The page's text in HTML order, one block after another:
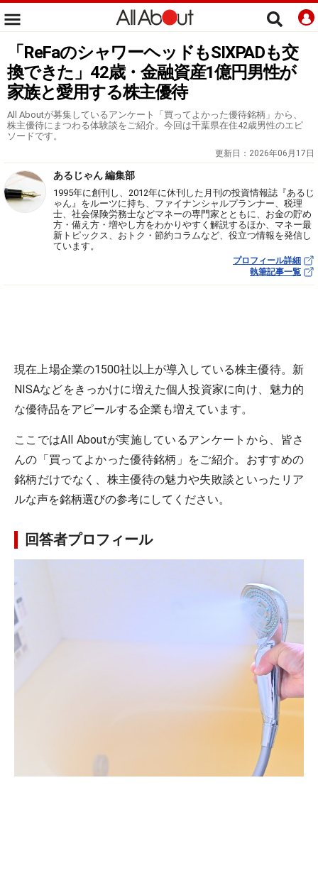
「ReFaのシャワーヘッドもSIXPADも交
換できた」42歳・金融資産1億円男性が
家族と愛用する株主優待
All Aboutが募集しているアンケート「買ってよかった優待銘柄」から、
株主優待にまつわる体験談をご紹介。今回は千葉県在住42歳男性のエピ
ソードです。
更新日： 2026年06月17日
あるじゃん 編集部
1995年に創刊し、2012年に休刊した月刊の投資情報誌『あるじ
ゃん』をルーツに持ち、ファイナンシャルプランナー、税理
士、社会保険労務士などマネーの専門家とともに、お金の貯め
方・備え方・増やし方をわかりやすく解説するほか、マネー最
新トピックス、おトク・節約コラムなど、役立つ情報を発信し
ています。
プロフィール詳細
執筆記事一覧
現在上場企業の1500社以上が導入している株主優待。新
NISAなどをきっかけに増えた個人投資家に向け、魅力的
な優待品をアピールする企業も増えています。
ここではAll Aboutが実施しているアンケートから、皆さ
んの「買ってよかった優待銘柄」をご紹介。おすすめの
銘柄だけでなく、株主優待の魅力や失敗談といったリア
ルな声を銘柄選びの参考にしてください。
回答者プロフィール